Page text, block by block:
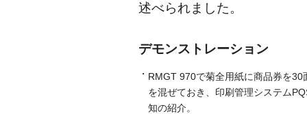
述べられました。
デモンストレーション
・ RMGT 970で菊全用紙に商品券を
を混ぜておき、印刷管理システム
知の紹介。